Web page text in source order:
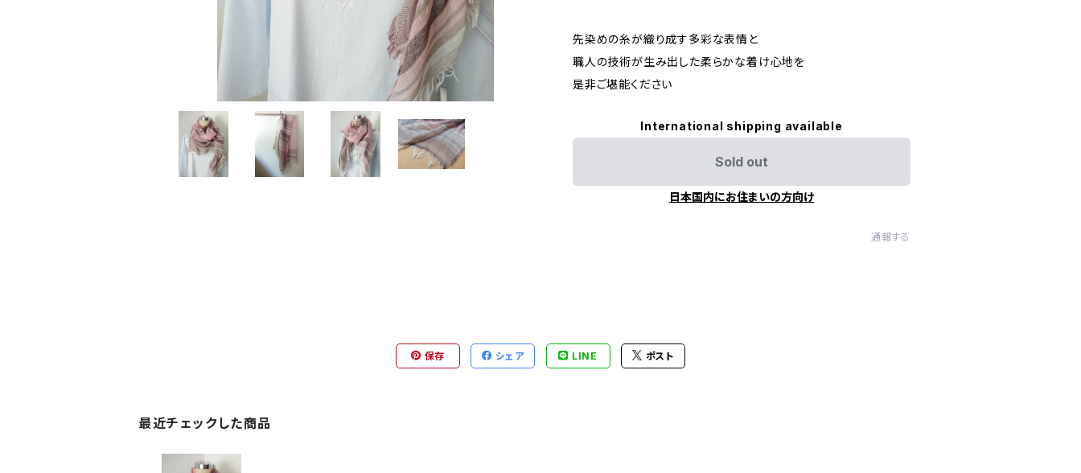
先染めの糸が織り成す多彩な表情と
職人の技術が生み出した柔らかな着け心地を
是非ご堪能ください
International shipping available
Sold out
日本国内にお住まいの方向け
通報する
保存 シェア LINE ポスト
最近チェックした商品